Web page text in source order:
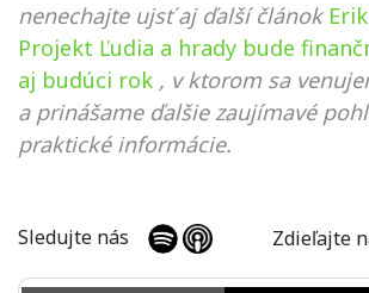
nenechajte ujsť aj ďalší článok
Projekt Ľudia a hrady bude
aj budúci rok , v ktorom sa
a prinášame ďalšie zaujímavé
praktické informácie.
Sledujte nás Zdieľajte